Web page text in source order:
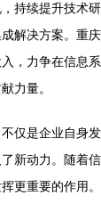
持续提升技术研
解决方案。重庆
，力争在信息系
力量。
仅是企业自身发
新动力。随着信
更重要的作用。